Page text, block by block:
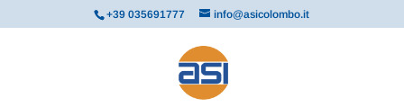
+39 035691777 info@asicolombo.it